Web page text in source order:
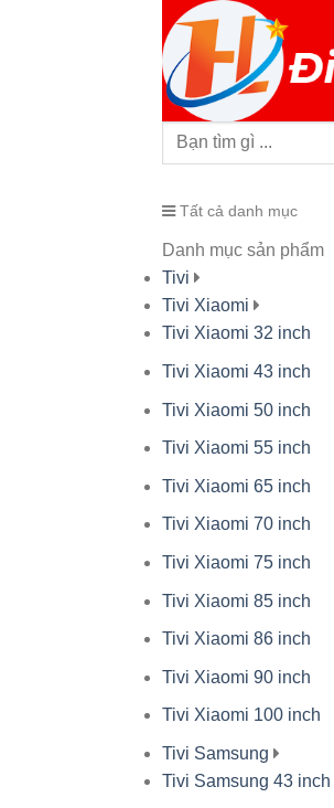
Tất cả danh mục
Danh mục sản phẩm
Tivi
Tivi Xiaomi
Tivi Xiaomi 32 inch
Tivi Xiaomi 43 inch
Tivi Xiaomi 50 inch
Tivi Xiaomi 55 inch
Tivi Xiaomi 65 inch
Tivi Xiaomi 70 inch
Tivi Xiaomi 75 inch
Tivi Xiaomi 85 inch
Tivi Xiaomi 86 inch
Tivi Xiaomi 90 inch
Tivi Xiaomi 100 inch
Tivi Samsung
Tivi Samsung 43 inch